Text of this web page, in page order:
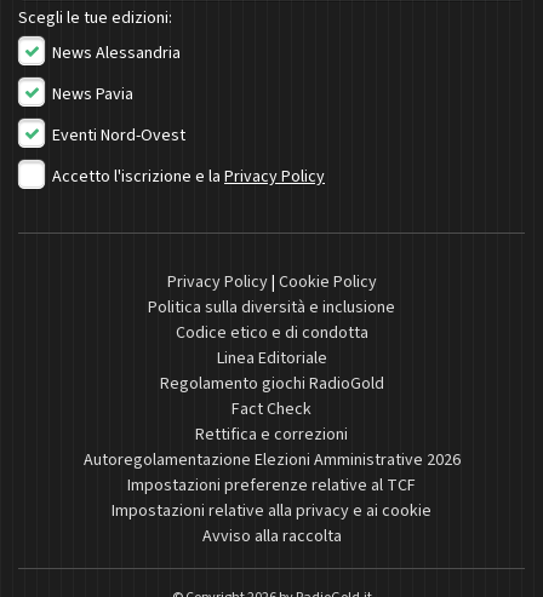
Scegli le tue edizioni:
News Alessandria
News Pavia
Eventi Nord-Ovest
Accetto l'iscrizione e la Privacy Policy
Privacy Policy| Cookie Policy
Politica sulla diversità e inclusione
Codice etico e di condotta
Linea Editoriale
Regolamento giochi RadioGold
Fact Check
Rettifica e correzioni
Autoregolamentazione Elezioni Amministrative 2026
Impostazioni preferenze relative al TCF
Impostazioni relative alla privacy e ai cookie
Avviso alla raccolta